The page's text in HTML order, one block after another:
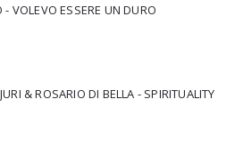
- VOLEVO ESSERE UN DURO
& ROSARIO DI BELLA - SPIRITUALITY